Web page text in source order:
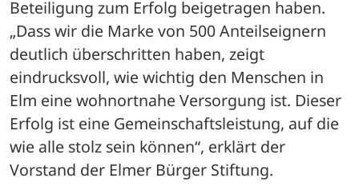
Beteiligung zum Erfolg beigetragen haben.
„Dass wir die Marke von 500 Anteilseignern
deutlich überschritten haben, zeigt
eindrucksvoll, wie wichtig den Menschen in
Elm eine wohnortnahe Versorgung ist. Dieser
Erfolg ist eine Gemeinschaftsleistung, auf die
wie alle stolz sein können“, erklärt der
Vorstand der Elmer Bürger Stiftung.